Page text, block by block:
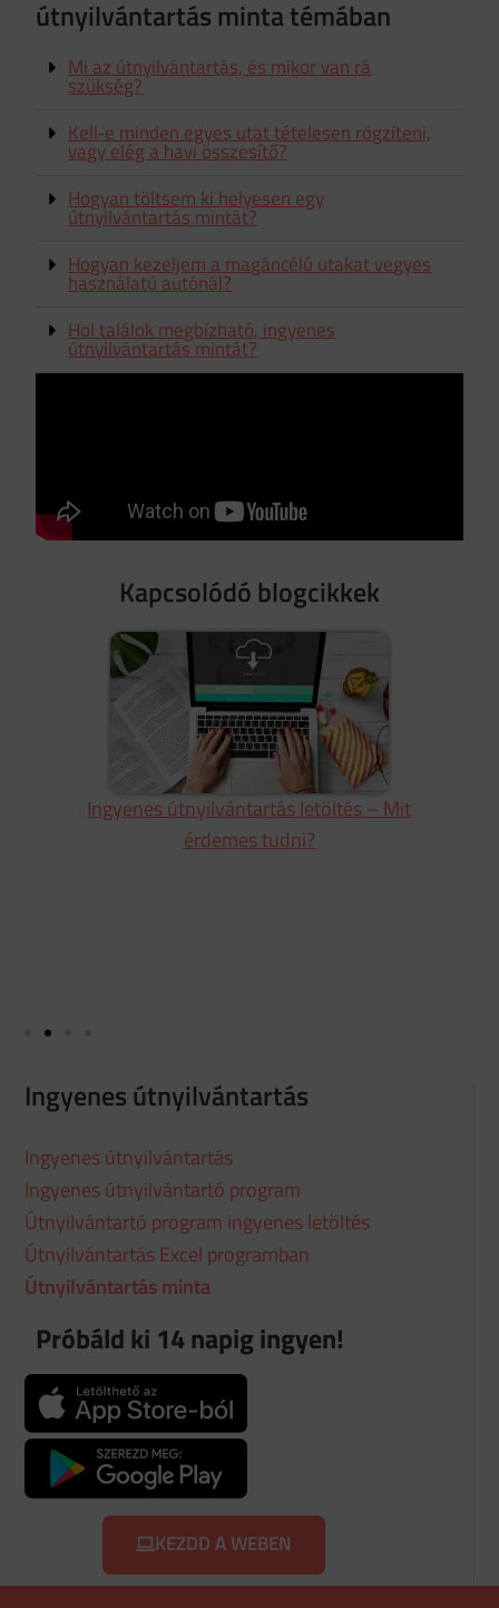
Ingyenes útnyilvántartás
Ingyenes útnyilvántartás
Ingyenes útnyilvántartó program
Útnyilvántartó program ingyenes letöltés
Útnyilvántartás Excel programban
Útnyilvántartás minta
Próbáld ki 14 napig ingyen!
KEZDD A WEBEN
útnyilvántartás minta témában
Mi az útnyilvántartás, és mikor van rá
szükség?
Kell‑e minden egyes utat tételesen rögzíteni,
vagy elég a havi összesítő?
Hogyan töltsem ki helyesen egy
útnyilvántartás mintát?
Hogyan kezeljem a magáncélú utakat vegyes
használatú autónál?
Hol találok megbízható, ingyenes
útnyilvántartás mintát?
Kapcsolódó blogcikkek
Ingyenes útnyilvántartás letöltés – Mit
érdemes tudni?